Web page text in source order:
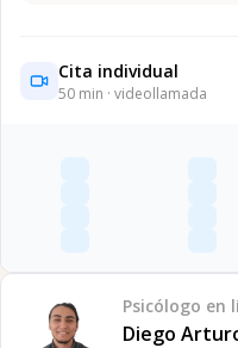
Cita individual
50 min · videollamada
Psicólogo en
Diego